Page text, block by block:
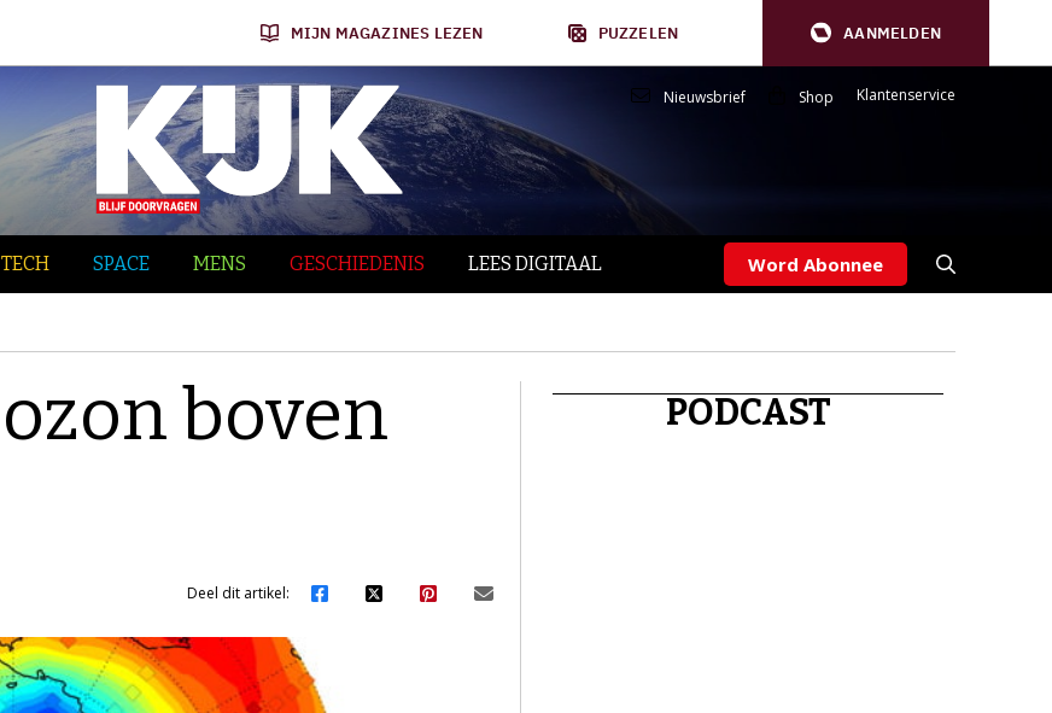
MIJN MAGAZINES LEZEN PUZZELEN AANMELDEN
Nieuwsbrief Shop Klantenservice
TECH SPACE MENS GESCHIEDENIS LEES DIGITAAL Word Abonnee
boven
Deel dit artikel:
PODCAST